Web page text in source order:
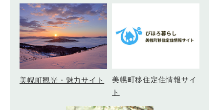
美幌町観光・魅力サイト
美幌町移住定住情報サイ
ト